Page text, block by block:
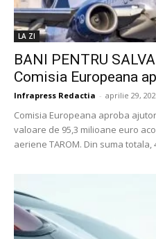
LA ZI
BANI PENTRU
Comisia Europeana
Infrapress Redactia - aprilie 29,
Comisia Europeana aproba
valoare de 95,3 milioane euro
aeriene TAROM. Din suma totala,